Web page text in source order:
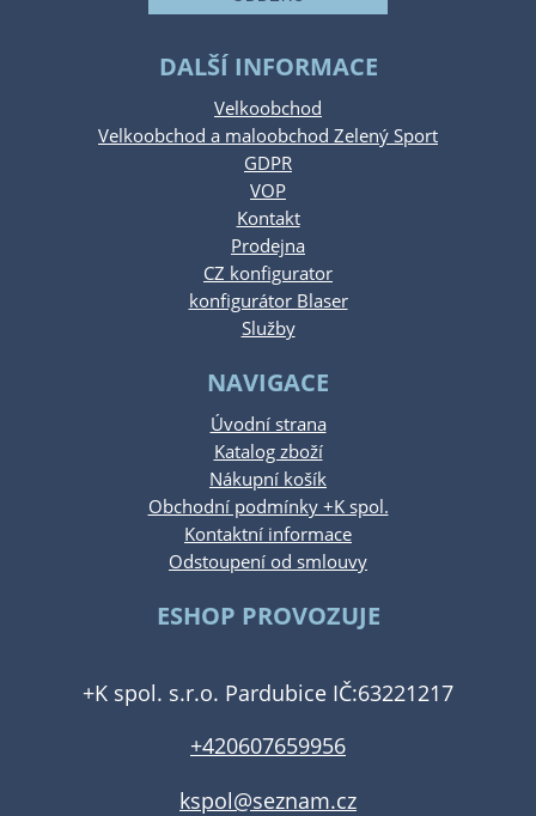
DALŠÍ INFORMACE
Velkoobchod
Velkoobchod a maloobchod Zelený Sport
GDPR
VOP
Kontakt
Prodejna
CZ konfigurator
konfigurátor Blaser
Služby
NAVIGACE
Úvodní strana
Katalog zboží
Nákupní košík
Obchodní podmínky +K spol.
Kontaktní informace
Odstoupení od smlouvy
ESHOP PROVOZUJE
+K spol. s.r.o. Pardubice IČ:63221217
+420607659956
kspol@seznam.cz